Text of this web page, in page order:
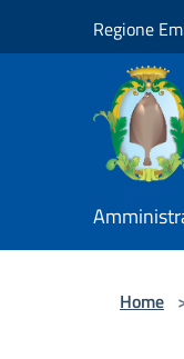
Regione
Home